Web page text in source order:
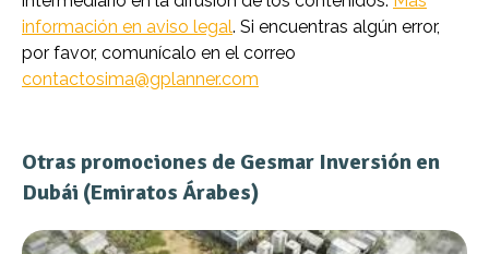
información en aviso legal. Si encuentras algún error,
por favor, comunícalo en el correo
contactosima@gplanner.com
Otras promociones de Gesmar Inversión en
Dubái (Emiratos Árabes)